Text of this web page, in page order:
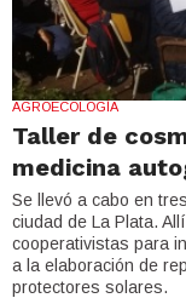
AGROECOLOGÍA
Taller de
medicina
Se llevó a cabo en
ciudad de La Plata.
cooperativistas para
a la elaboración de
protectores solares.